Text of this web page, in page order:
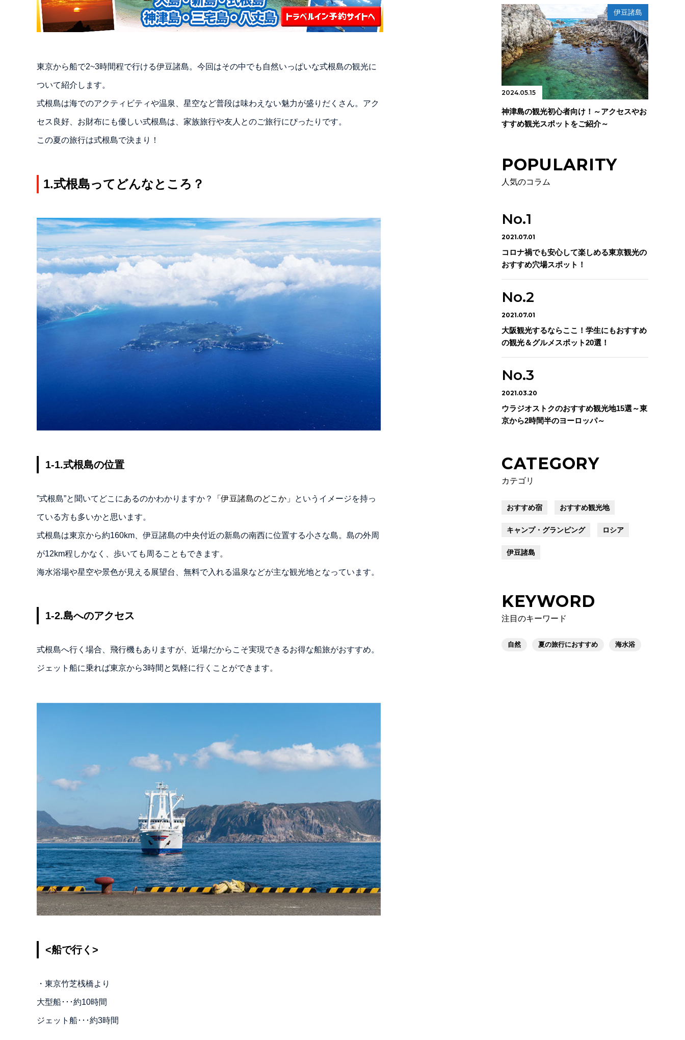
東京から船で2~3時間程で行ける伊豆諸島。今回はその中でも自然いっぱいな式根島の観光に
ついて紹介します。
式根島は海でのアクティビティや温泉、星空など普段は味わえない魅力が盛りだくさん。アク
セス良好、お財布にも優しい式根島は、家族旅行や友人とのご旅行にぴったりです。
この夏の旅行は式根島で決まり！
1.式根島ってどんなところ？
1-1.式根島の位置
”式根島”と聞いてどこにあるのかわかりますか？ 「伊豆諸島のどこか」 というイメージを持っ
ている方も多いかと思います。
式根島は東京から約160km、伊豆諸島の中央付近の新島の南西に位置する小さな島。島の外周
が12km程しかなく、歩いても周ることもできます。
海水浴場や星空や景色が見える展望台、無料で入れる温泉などが主な観光地となっています。
1-2.島へのアクセス
式根島へ行く場合、飛行機もありますが、近場だからこそ実現できるお得な船旅がおすすめ。
ジェット船に乗れば東京から3時間と気軽に行くことができます。
<船で行く>
・東京竹芝桟橋より
大型船･･･約10時間
ジェット船･･･約3時間
伊豆諸島
2024.05.15
神津島の観光初心者向け！～アクセスやお
すすめ観光スポットをご紹介～
POPULARITY
人気のコラム
2021.07.01
コロナ禍でも安心して楽しめる東京観光の
おすすめ穴場スポット！
2021.07.01
大阪観光するならここ！学生にもおすすめ
の観光＆グルメスポット20選！
2021.03.20
ウラジオストクのおすすめ観光地15選～東
京から2時間半のヨーロッパ～
CATEGORY
カテゴリ
おすすめ宿 おすすめ観光地
キャンプ・グランピング ロシア
伊豆諸島
KEYWORD
注目のキーワード
自然 夏の旅行におすすめ 海水浴